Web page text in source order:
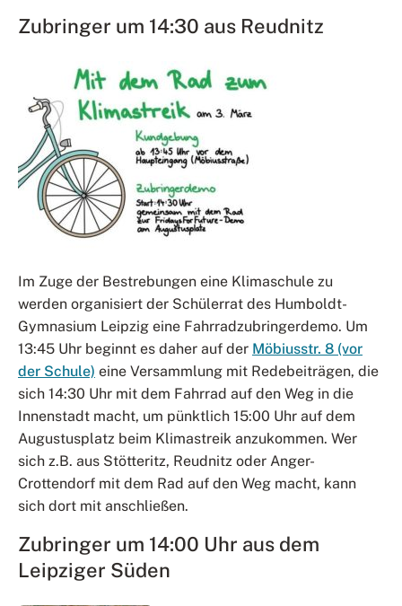
Zubringer um 14:30 aus Reudnitz
Im Zuge der Bestrebungen eine Klimaschule zu
werden organisiert der Schülerrat des Humboldt-
Gymnasium Leipzig eine Fahrradzubringerdemo. Um
13:45 Uhr beginnt es daher auf der Möbiusstr. 8 (vor
der Schule) eine Versammlung mit Redebeiträgen, die
sich 14:30 Uhr mit dem Fahrrad auf den Weg in die
Innenstadt macht, um pünktlich 15:00 Uhr auf dem
Augustusplatz beim Klimastreik anzukommen. Wer
sich z.B. aus Stötteritz, Reudnitz oder Anger-
Crottendorf mit dem Rad auf den Weg macht, kann
sich dort mit anschließen.
Zubringer um 14:00 Uhr aus dem
Leipziger Süden